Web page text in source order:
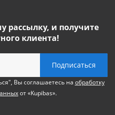
рассылку, и получите
клиента!
Вы соглашаетесь на обработку
от «Kupibas».